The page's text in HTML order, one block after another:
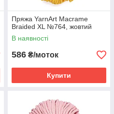
Пряжа YarnArt Macrame
Braided XL №764, жовтий
В наявності
586 ₴/моток
Купити